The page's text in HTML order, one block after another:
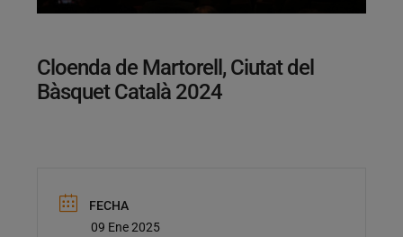
Cloenda de Martorell, Ciutat del
Bàsquet Català 2024
FECHA
09 Ene 2025